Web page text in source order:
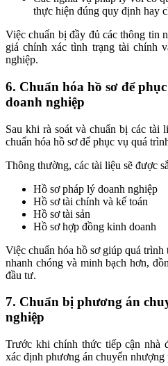
thực hiện đúng quy định hay
Việc chuẩn bị đầy đủ các thông tin
giá chính xác tình trạng tài chính
nghiệp.
6. Chuẩn hóa hồ sơ để
doanh nghiệp
Sau khi rà soát và chuẩn bị các tài
chuẩn hóa hồ sơ để phục vụ quá
Thông thường, các tài liệu sẽ được
Hồ sơ pháp lý doanh nghiệp
Hồ sơ tài chính và kế toán
Hồ sơ tài sản
Hồ sơ hợp đồng kinh doanh
Việc chuẩn hóa hồ sơ giúp quá
nhanh chóng và minh bạch hơn,
đầu tư.
7. Chuẩn bị phương án
nghiệp
Trước khi chính thức tiếp cận nhà
xác định phương án chuyển nhượng